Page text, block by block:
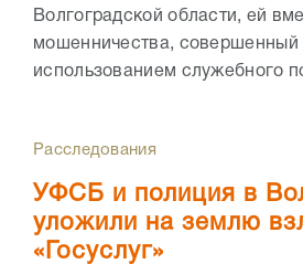
Волгоградской области, ей
мошенничества, совершенный
использованием служебного
Расследования
УФСБ и полиция в
уложили на землю
«Госуслуг»